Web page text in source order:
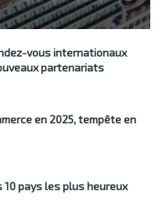
vous internationaux
partenariats
en 2025, tempête en
10 pays les plus heureux